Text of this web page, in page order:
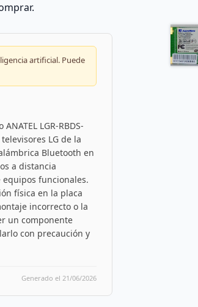
artificial. Puede
LGR-RBDS-
LG de la
Bluetooth en
a distancia
funcionales.
física en la placa
incorrecto o la
un componente
con precaución y
Generado el 21/06/2026